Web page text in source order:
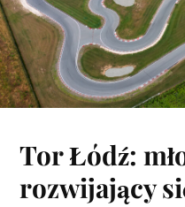
Tor Łódź:
rozwijający